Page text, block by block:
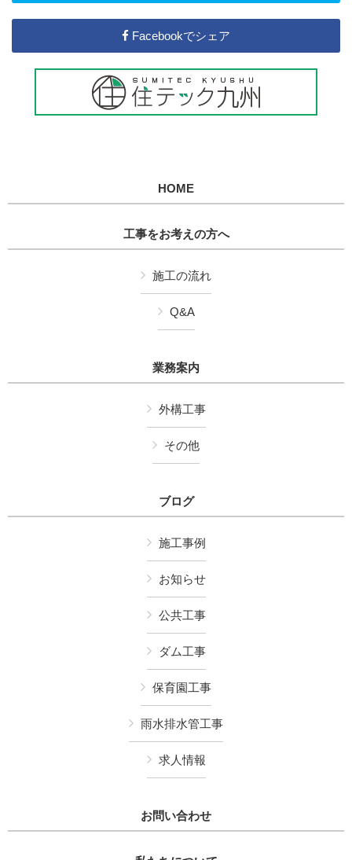
Facebookでシェア
HOME
工事をお考えの方へ
施工の流れ
Q&A
業務案内
外構工事
その他
ブログ
施工事例
お知らせ
公共工事
ダム工事
保育園工事
雨水排水管工事
求人情報
お問い合わせ